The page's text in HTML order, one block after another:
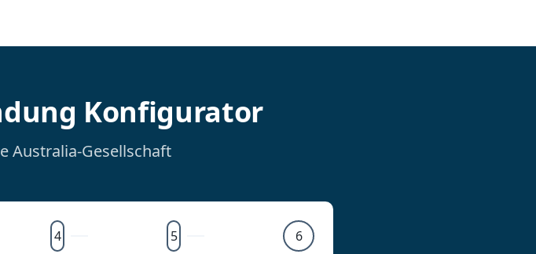
Konfigurator
Australia-Gesellschaft
4 5 6